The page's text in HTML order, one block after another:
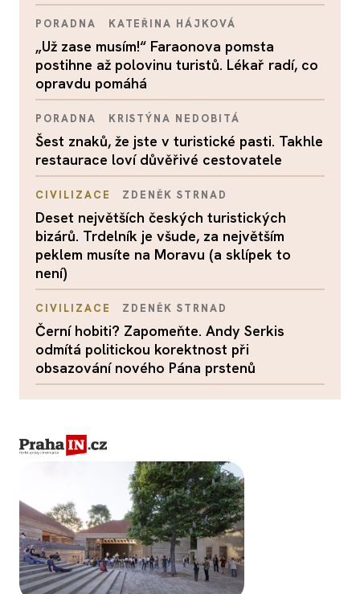
PORADNA KATEŘINA HÁJKOVÁ
„Už zase musím!“ Faraonova pomsta
postihne až polovinu turistů. Lékař radí, co
opravdu pomáhá
PORADNA KRISTÝNA NEDOBITÁ
Šest znaků, že jste v turistické pasti. Takhle
restaurace loví důvěřivé cestovatele
CIVILIZACE ZDENĚK STRNAD
Deset největších českých turistických
bizárů. Trdelník je všude, za největším
peklem musíte na Moravu (a sklípek to
není)
CIVILIZACE ZDENĚK STRNAD
Černí hobiti? Zapomeňte. Andy Serkis
odmítá politickou korektnost při
obsazování nového Pána prstenů